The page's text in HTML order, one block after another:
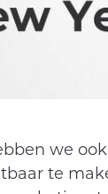
we
te